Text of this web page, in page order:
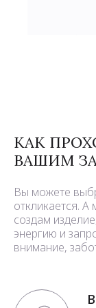
КАК
ВАШИМ
Вы можете
откликается.
создам
энергию и
внимание,